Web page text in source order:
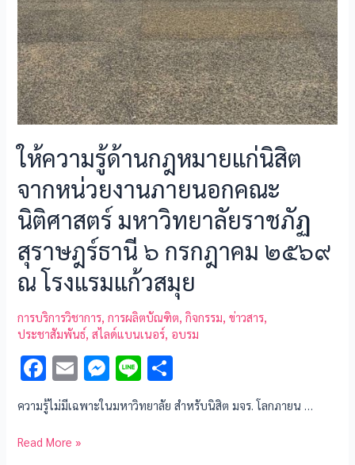
ให้ความรู้ด้านกฎหมายแก่นิสิต
จากหน่วยงานภายนอกคณะ
นิติศาสตร์ มหาวิทยาลัยราชภัฏ
สุราษฎร์ธานี ๖ กรกฎาคม ๒๕๖๙
ณ โรงแรมแก้วสมุย
การบริการวิชาการ,การผลิตบัณฑิต,กิจกรรม,ข่าวสาร,
ประชาสัมพันธ์,สไลด์แบนเนอร์, อบรม
F
ac
e
b
E
m
ai
l
M
es
se
Li
e
h
ar
ความรู้ไม่มีเฉพาะในมหาวิทยาลัย สำหรับนิสิต มจร. โลกภายน …
Read More »